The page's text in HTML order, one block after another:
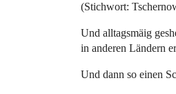
(Stichwort:
Und alltagsmäig
in anderen Ländern
Und dann so einen